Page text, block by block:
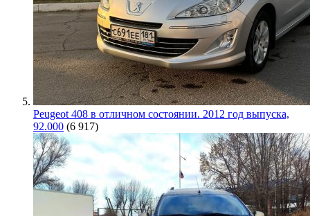
Peugeot 408 в отличном состоянии. 2012 год выпуска,
92.000 (6 917)